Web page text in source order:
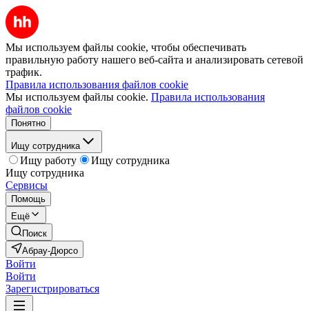
Мы используем файлы cookie, чтобы обеспечивать
правильную работу нашего веб-сайта и анализировать сетевой
трафик.
Правила использования файлов cookie
Мы используем файлы cookie. Правила использования
файлов cookie
Понятно
Ищу сотрудника
Ищу работу
Ищу сотрудника
Ищу сотрудника
Сервисы
Помощь
Ещё
Поиск
Абрау-Дюрсо
Войти
Войти
Зарегистрироваться